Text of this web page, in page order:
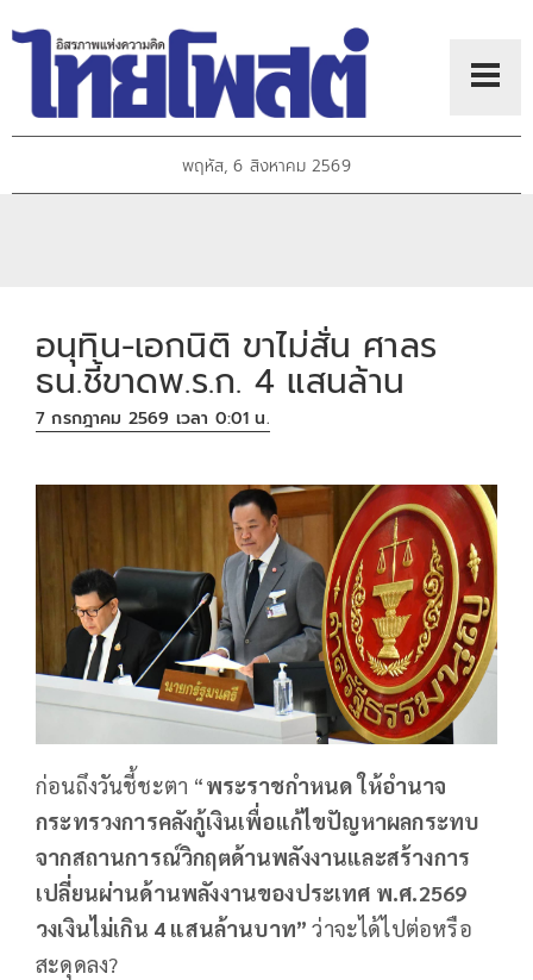
พฤหัส, 6 สิงหาคม 2569
อนุทิน-เอกนิติ ขาไม่สั่น ศาลร
ธน.ชี้ขาดพ.ร.ก. 4 แสนล้าน
7 กรกฎาคม 2569 เวลา 0:01 น.
ก่อนถึงวันชี้ชะตา “พระราชกำหนด ให้อำนาจ
กระทรวงการคลังกู้เงินเพื่อแก้ไขปัญหาผลกระทบ
จากสถานการณ์วิกฤตด้านพลังงานและสร้างการ
เปลี่ยนผ่านด้านพลังงานของประเทศ พ.ศ.2569
วงเงินไม่เกิน 4 แสนล้านบาท” ว่าจะได้ไปต่อหรือ
สะดุดลง?